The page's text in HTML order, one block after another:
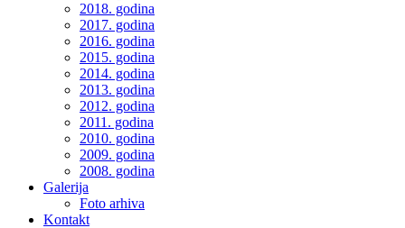
2018. godina
2017. godina
2016. godina
2015. godina
2014. godina
2013. godina
2012. godina
2011. godina
2010. godina
2009. godina
2008. godina
Galerija
Foto arhiva
Kontakt